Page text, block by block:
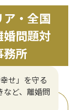
・全国
問題対
務所
せ」を守る
など、離婚問